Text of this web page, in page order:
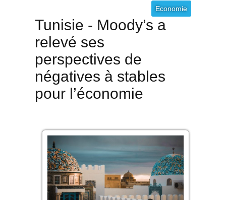
Economie
Tunisie - Moody’s a
relevé ses
perspectives de
négatives à stables
pour l’économie